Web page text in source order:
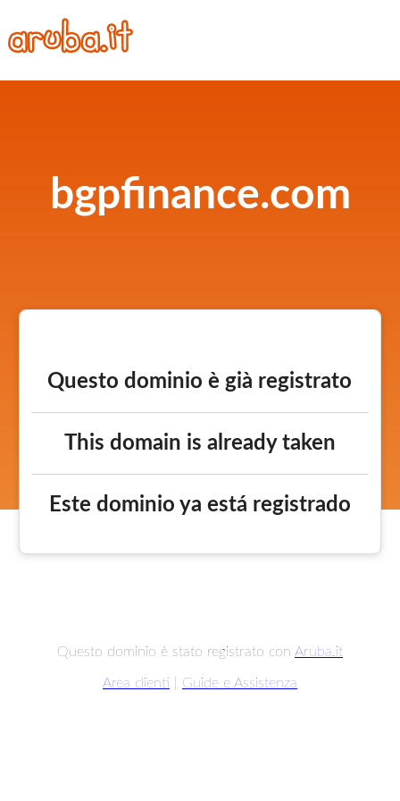
bgpfinance.com
Questo dominio è già registrato
This domain is already taken
Este dominio ya está registrado
Questo dominio è stato registrato con Aruba.it
Area clienti Guide e Assistenza